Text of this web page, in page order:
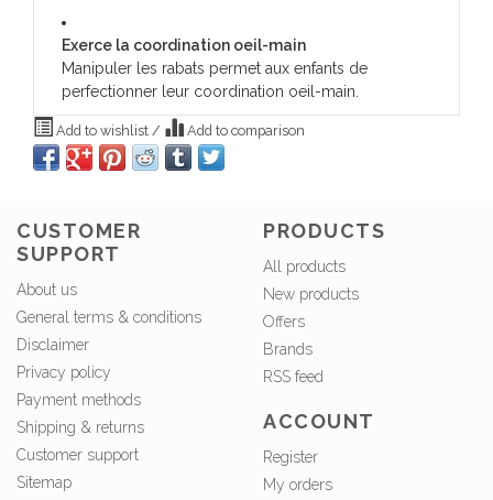
Exerce la coordination oeil-main
Manipuler les rabats permet aux enfants de
perfectionner leur coordination oeil-main.
Add to wishlist / Add to comparison
CUSTOMER
SUPPORT
About us
General terms & conditions
Disclaimer
Privacy policy
Payment methods
Shipping & returns
Customer support
Sitemap
PRODUCTS
All products
New products
Offers
Brands
RSS feed
ACCOUNT
Register
My orders